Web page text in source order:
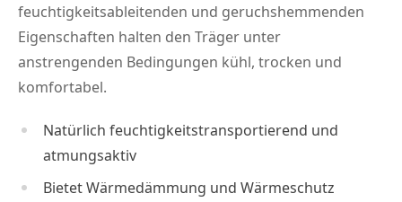
feuchtigkeitsableitenden und geruchshemmenden
Eigenschaften halten den Träger unter
anstrengenden Bedingungen kühl, trocken und
komfortabel.
Natürlich feuchtigkeitstransportierend und
atmungsaktiv
Bietet Wärmedämmung und Wärmeschutz